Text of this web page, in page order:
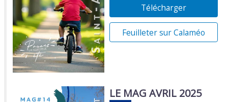
Télécharger
Feuilleter sur Calaméo
LE MAG AVRIL 2025